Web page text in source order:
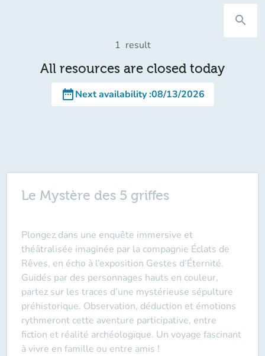
search
1 result
All resources are closed today
date_rangeNext availability:08/13/2026
Le Mystère des 5 griffes
Plongez dans une enquête immersive et
théâtralisée imaginée par la compagnie Éclats de
Rêves, en écho à l’exposition Gestes d’Éternité.
Guidés par des personnages hauts en couleur,
partez sur les traces d’une mystérieuse sépulture
préhistorique. Observation, déduction et émotions
rythmeront cette aventure participative, entre
fiction et réalité archéologique. Un voyage fascinant
à vivre en famille ou entre amis !